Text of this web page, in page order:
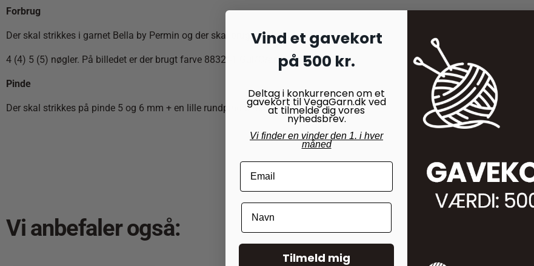
Forbrug
Der skal strikkes i garnet Bella by Permin og der skal bruges følgende:
4 (4) 5 (5) nøgler. På billedet er der brugt farve 883241 Gul/Orange
Pinde
Der skal strikkes på pinde 5 og 6 mm + en lille rundpind 5 mm (40 cm)
Vi anbefaler også:
Vind et gavekort
på 500 kr.
Deltag i konkurrencen om et
gavekort til VegaGarn.dk ved
at tilmelde dig vores
nyhedsbrev.
Vi finder en vinder den 1. i hver
måned
Tilmeld mig